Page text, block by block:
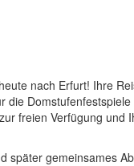
nach Erfurt! Ihre
freien Verfügung und
später gemeinsames